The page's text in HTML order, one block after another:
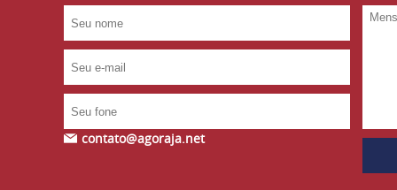
contato@agoraja.net